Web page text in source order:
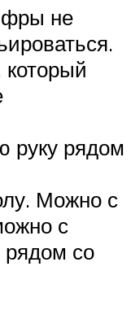
не
который
руку рядом
Можно с
с
рядом со